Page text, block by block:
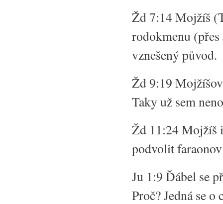
Žd 7:14 Mojžíš
rodokmenu
vznešený původ.
Žd 9:19
Taky už sem
Žd 11:24 Mojžíš
podvolit
Ju 1:9 Ďábel se
Proč? Jedná se